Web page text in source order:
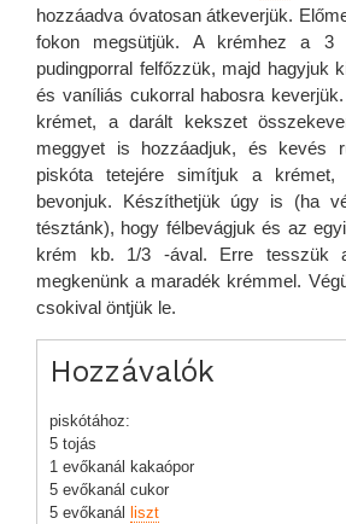
hozzáadva óvatosan átkeverjük.
fokon megsütjük. A krémhez a
pudingporral felfőzzük, majd hagyjuk
és vaníliás cukorral habosra
krémet, a darált kekszet
meggyet is hozzáadjuk, és kevés
piskóta tetejére simítjuk a krémet,
bevonjuk. Készíthetjük úgy is (ha
tésztánk), hogy félbevágjuk és az
krém kb. 1/3 -ával. Erre tesszük
megkenünk a maradék krémmel.
csokival öntjük le.
Hozzávalók
piskótához:
5 tojás
1 evőkanál kakaópor
5 evőkanál cukor
5 evőkanál
liszt